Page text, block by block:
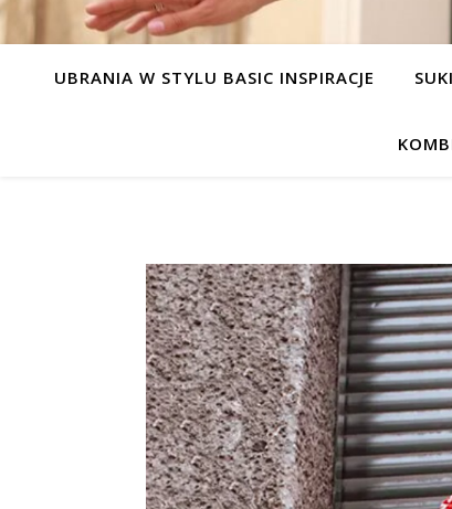
UBRANIA W STYLU BASIC INSPIRACJE